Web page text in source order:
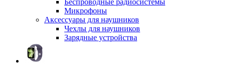
Беспроводные радиосистемы
Микрофоны
Аксессуары для наушников
Чехлы для наушников
Зарядные устройства